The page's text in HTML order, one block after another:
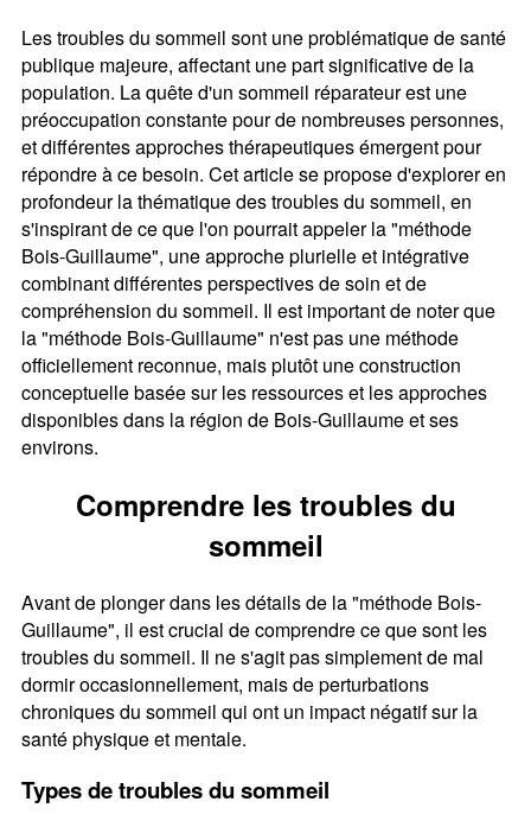
Les troubles du sommeil sont une problématique de santé
publique majeure, affectant une part significative de la
population. La quête d'un sommeil réparateur est une
préoccupation constante pour de nombreuses personnes,
et différentes approches thérapeutiques émergent pour
répondre à ce besoin. Cet article se propose d'explorer en
profondeur la thématique des troubles du sommeil, en
s'inspirant de ce que l'on pourrait appeler la "méthode
Bois-Guillaume", une approche plurielle et intégrative
combinant différentes perspectives de soin et de
compréhension du sommeil. Il est important de noter que
la "méthode Bois-Guillaume" n'est pas une méthode
officiellement reconnue, mais plutôt une construction
conceptuelle basée sur les ressources et les approches
disponibles dans la région de Bois-Guillaume et ses
environs.
Comprendre les troubles du
sommeil
Avant de plonger dans les détails de la "méthode Bois-
Guillaume", il est crucial de comprendre ce que sont les
troubles du sommeil. Il ne s'agit pas simplement de mal
dormir occasionnellement, mais de perturbations
chroniques du sommeil qui ont un impact négatif sur la
santé physique et mentale.
Types de troubles du sommeil